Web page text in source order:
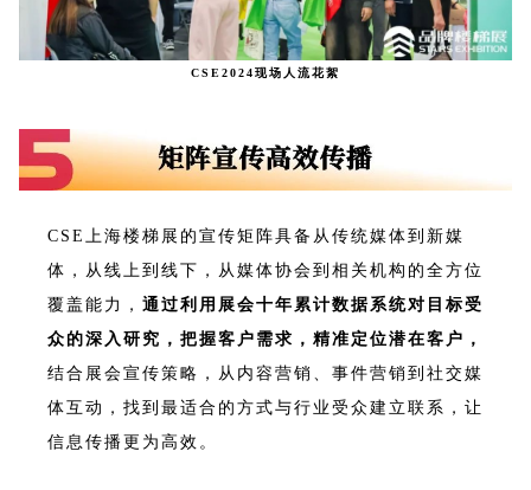
CSE2024现场人流花絮
CSE上海楼梯展的宣传矩阵具备从传统媒体到新媒
体，从线上到线下，从媒体协会到相关机构的全方位
覆盖能力， 通过利用展会十年累计数据系统对目标受
众的深入研究，把握客户需求，精准定位潜在客户，
结合展会宣传策略，从内容营销、事件营销到社交媒
体互动，找到最适合的方式与行业受众建立联系，让
信息传播更为高效。